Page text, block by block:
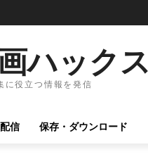
ハック
に役立つ情報を発信
信 保存・ダウンロード